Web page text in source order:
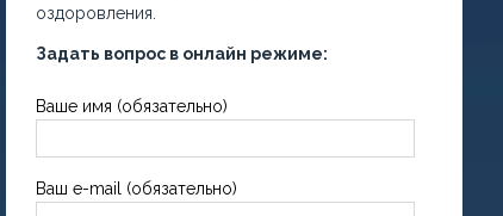
оздоровления.
Задать вопрос в онлайн режиме:
Ваше имя (обязательно)
Ваш e-mail (обязательно)